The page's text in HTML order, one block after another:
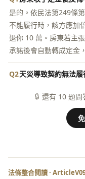
是的。依民法第249條
不能履行時，該方應加
退你 10 萬。房東若主
承諾後會自動轉成定金
Q2天災導致契約無法
🔒 還有 10 題問
法條整合閱讀 ·